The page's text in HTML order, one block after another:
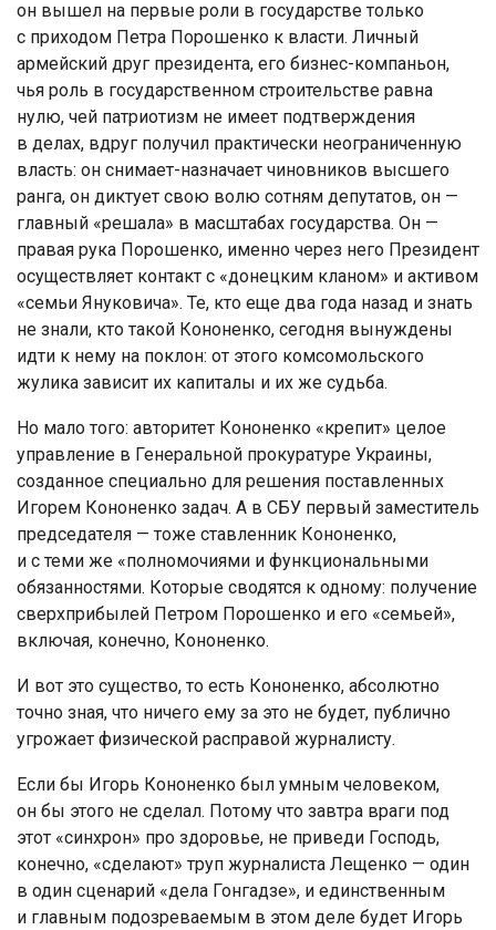
он вышел на первые роли в государстве только
с приходом Петра Порошенко к власти. Личный
армейский друг президента, его бизнес-компаньон,
чья роль в государственном строительстве равна
нулю, чей патриотизм не имеет подтверждения
в делах, вдруг получил практически неограниченную
власть: он снимает-назначает чиновников высшего
ранга, он диктует свою волю сотням депутатов, он —
главный «решала» в масштабах государства. Он —
правая рука Порошенко, именно через него Президент
осуществляет контакт с «донецким кланом» и активом
«семьи Януковича». Те, кто еще два года назад и знать
не знали, кто такой Кононенко, сегодня вынуждены
идти к нему на поклон: от этого комсомольского
жулика зависит их капиталы и их же судьба.
Но мало того: авторитет Кононенко «крепит» целое
управление в Генеральной прокуратуре Украины,
созданное специально для решения поставленных
Игорем Кононенко задач. А в СБУ первый заместитель
председателя — тоже ставленник Кононенко,
и с теми же «полномочиями и функциональными
обязанностями. Которые сводятся к одному: получение
сверхприбылей Петром Порошенко и его «семьей»,
включая, конечно, Кононенко.
И вот это существо, то есть Кононенко, абсолютно
точно зная, что ничего ему за это не будет, публично
угрожает физической расправой журналисту.
Если бы Игорь Кононенко был умным человеком,
он бы этого не сделал. Потому что завтра враги под
этот «синхрон» про здоровье, не приведи Господь,
конечно, «сделают» труп журналиста Лещенко — один
в один сценарий «дела Гонгадзе», и единственным
и главным подозреваемым в этом деле будет Игорь